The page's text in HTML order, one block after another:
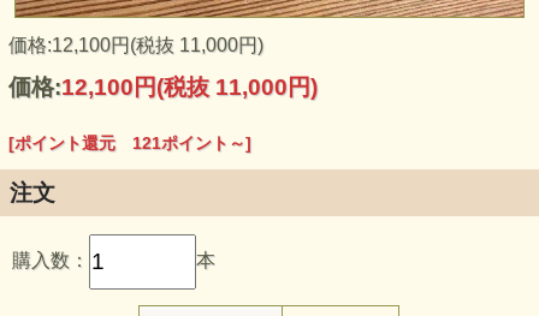
老舗皮革会社「栃木レザー」（旧・栃木皮革）、良質の北米
産原皮をオリジナル植物性タンニンエキス（ブラジル産ミモ
ザ樹皮から抽出）に約20日間もの時間をかけ、十分になめし
た拘りのヌメ革にオイルとタンニンを含ませて染色加脂した
良質の牛革を使用しました。 厚みは3.5ｍｍ程、しなやかに
い頂けます。
価格:12,100円(税抜 11,000円)
価格:12,100円(税抜 11,000円)
[ポイント還元 121ポイント～]
注文
購入数： 本